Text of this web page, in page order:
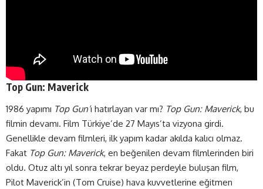
Top Gun: Maverick
1986 yapımı Top Gun’ı hatırlayan var mı? Top Gun: Maverick, bu
filmin devamı. Film Türkiye’de 27 Mayıs’ta vizyona girdi.
Genellikle devam filmleri, ilk yapım kadar akılda kalıcı olmaz.
Fakat Top Gun: Maverick, en beğenilen devam filmlerinden biri
oldu. Otuz altı yıl sonra tekrar beyaz perdeyle buluşan film,
Pilot Maverick’in (Tom Cruise) hava kuvvetlerine eğitmen